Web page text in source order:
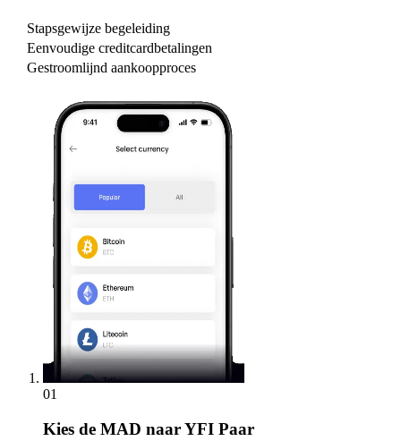
Stapsgewijze begeleiding
Eenvoudige creditcardbetalingen
Gestroomlijnd aankoopproces
01
Kies de MAD naar YFI Paar